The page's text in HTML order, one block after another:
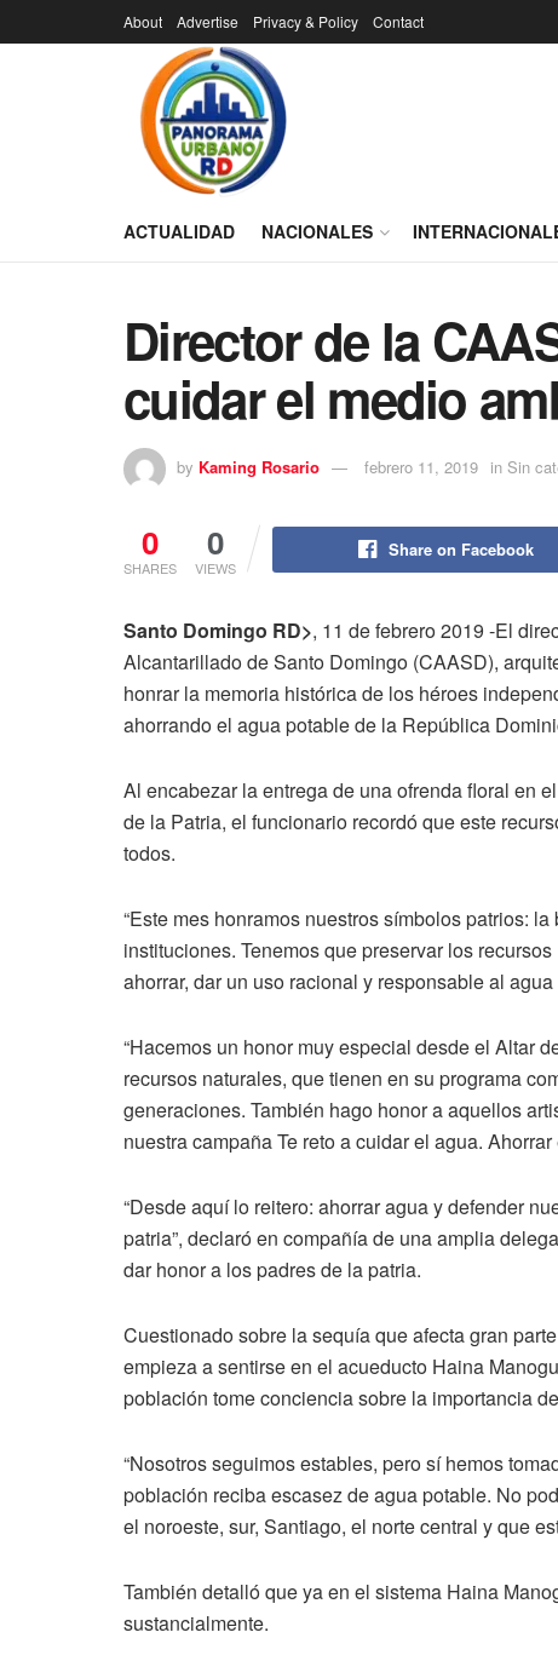
About Advertise Privacy & Policy Contact
ACTUALIDAD NACIONALES
Director de la
cuidar el medio
by Kaming Rosario febrero 11, 2019 in Sin
0
SHARES
0
VIEWS
Share on Facebook
Santo Domingo RD>, 11 de febrero 2019 -El
Alcantarillado de Santo Domingo (CAASD),
honrar la memoria histórica de los héroes
ahorrando el agua potable de la República
Al encabezar la entrega de una ofrenda floral en
de la Patria, el funcionario recordó que este
todos.
“Este mes honramos nuestros símbolos patrios:
instituciones. Tenemos que preservar los
ahorrar, dar un uso racional y responsable al
“Hacemos un honor muy especial desde el Altar
recursos naturales, que tienen en su programa
generaciones. También hago honor a aquellos
nuestra campaña Te reto a cuidar el agua.
“Desde aquí lo reitero: ahorrar agua y defender
patria”, declaró en compañía de una amplia
dar honor a los padres de la patria.
Cuestionado sobre la sequía que afecta gran
empieza a sentirse en el acueducto Haina
población tome conciencia sobre la importancia
“Nosotros seguimos estables, pero sí hemos
población reciba escasez de agua potable. No
el noroeste, sur, Santiago, el norte central y que
También detalló que ya en el sistema Haina
sustancialmente.